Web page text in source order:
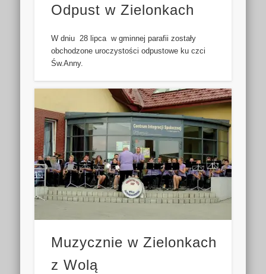
Odpust w Zielonkach
W dniu 28 lipca w gminnej parafii zostały
obchodzone uroczystości odpustowe ku czci
Św.Anny.
Muzycznie w Zielonkach
z Wolą